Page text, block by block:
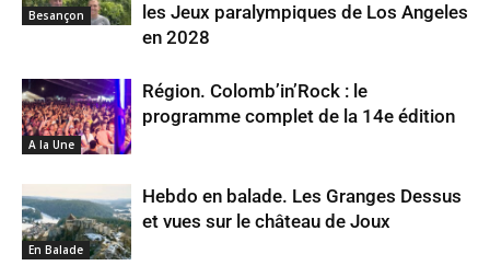
Besançon
les Jeux paralympiques de Los Angeles
en 2028
A la Une
Région. Colomb’in’Rock : le
programme complet de la 14e édition
En Balade
Hebdo en balade. Les Granges Dessus
et vues sur le château de Joux